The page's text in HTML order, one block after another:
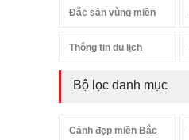
Đặc sản vùng miền
Thông tin du lịch
Bộ lọc danh mục
Cảnh đẹp miền Bắc